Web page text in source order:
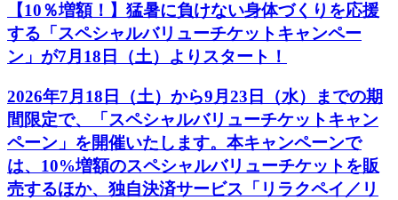
【10％増額！】猛暑に負けない身体づくりを応援
する「スペシャルバリューチケットキャンペー
ン」が7月18日（土）よりスタート！
2026年7月18日（土）から9月23日（水）までの期
間限定で、「スペシャルバリューチケットキャン
ペーン」を開催いたします。本キャンペーンで
は、10%増額のスペシャルバリューチケットを販
売するほか、独自決済サービス「リラクペイ／リ